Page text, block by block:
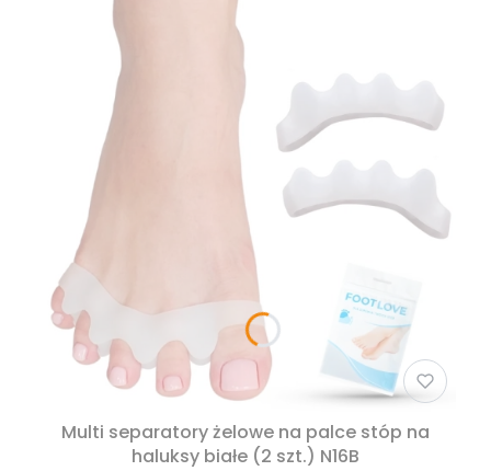
Multi separatory żelowe na palce stóp na
haluksy białe (2 szt.) N16B